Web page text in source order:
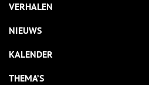
VERHALEN
NIEUWS
KALENDER
THEMA’S